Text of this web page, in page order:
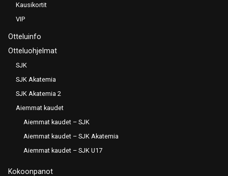
Kausikortit
VIP
Otteluinfo
Otteluohjelmat
SJK
SJK Akatemia
SJK Akatemia 2
Aiemmat kaudet
Aiemmat kaudet – SJK
Aiemmat kaudet – SJK Akatemia
Aiemmat kaudet – SJK U17
Kokoonpanot